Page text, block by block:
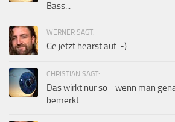
Bass...
WERNER SAGT:
Ge jetzt hearst auf :-)
CHRISTIAN SAGT:
Das wirkt nur so - wenn man
bemerkt...